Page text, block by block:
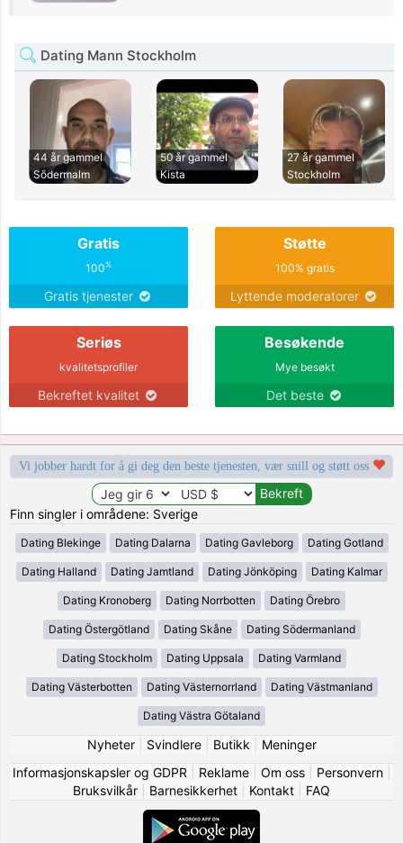
Dating Mann Stockholm
44 år gammel
Södermalm
50 år gammel
Kista
27 år gammel
Stockholm
Gratis
100%
Gratis tjenester
Støtte
100% gratis
Lyttende moderatorer
Seriøs
kvalitetsprofiler
Bekreftet kvalitet
Besøkende
Mye besøkt
Det beste
Vi jobber hardt for å gi deg den beste tjenesten, vær snill og støtt oss
Finn singler i områdene: Sverige
Dating Blekinge Dating Dalarna Dating Gavleborg Dating Gotland
Dating Halland Dating Jamtland Dating Jönköping Dating Kalmar
Dating Kronoberg Dating Norrbotten Dating Örebro
Dating Östergötland Dating Skåne Dating Södermanland
Dating Stockholm Dating Uppsala Dating Varmland
Dating Västerbotten Dating Västernorrland Dating Västmanland
Dating Västra Götaland
Nyheter| Svindlere| Butikk
Meninger
Informasjonskapsler og GDPR
Reklame| Om oss| Personvern|
Bruksvilkår
Barnesikkerhet Kontakt FAQ